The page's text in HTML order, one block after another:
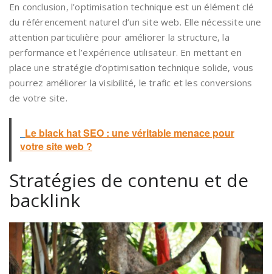
En conclusion, l’optimisation technique est un élément clé
du référencement naturel d’un site web. Elle nécessite une
attention particulière pour améliorer la structure, la
performance et l’expérience utilisateur. En mettant en
place une stratégie d’optimisation technique solide, vous
pourrez améliorer la visibilité, le trafic et les conversions
de votre site.
Le black hat SEO : une véritable menace pour
votre site web ?
Stratégies de contenu et de
backlink